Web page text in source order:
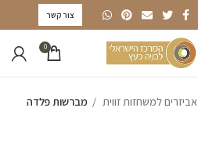
צור קשר
0
אביזרים למשחזות זווית מברשות פלדה